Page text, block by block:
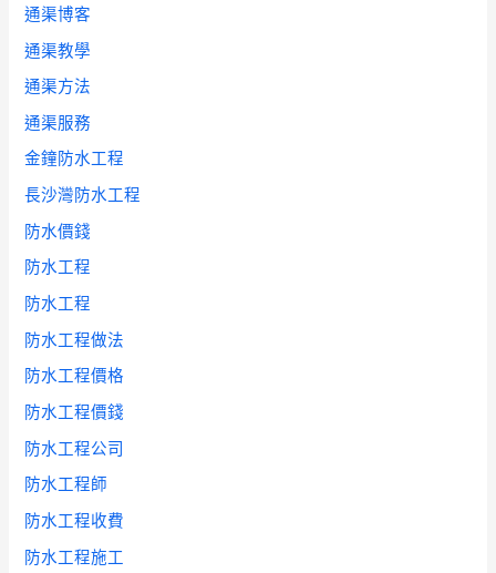
通渠博客
通渠教學
通渠方法
通渠服務
金鐘防水工程
長沙灣防水工程
防水價錢
防水工程
防水工程
防水工程做法
防水工程價格
防水工程價錢
防水工程公司
防水工程師
防水工程收費
防水工程施工